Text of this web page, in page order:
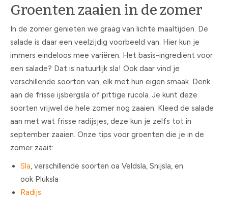
Groenten zaaien in de zomer
In de zomer genieten we graag van lichte maaltijden. De
salade is daar een veelzijdig voorbeeld van. Hier kun je
immers eindeloos mee variëren. Het basis-ingrediënt voor
een salade? Dat is natuurlijk sla! Ook daar vind je
verschillende soorten van, elk met hun eigen smaak. Denk
aan de frisse ijsbergsla of pittige rucola. Je kunt deze
soorten vrijwel de hele zomer nog zaaien. Kleed de salade
aan met wat frisse radijsjes, deze kun je zelfs tot in
september zaaien. Onze tips voor groenten die je in de
zomer zaait:
Sla, verschillende soorten oa Veldsla, Snijsla, en
ook Pluksla
Radijs